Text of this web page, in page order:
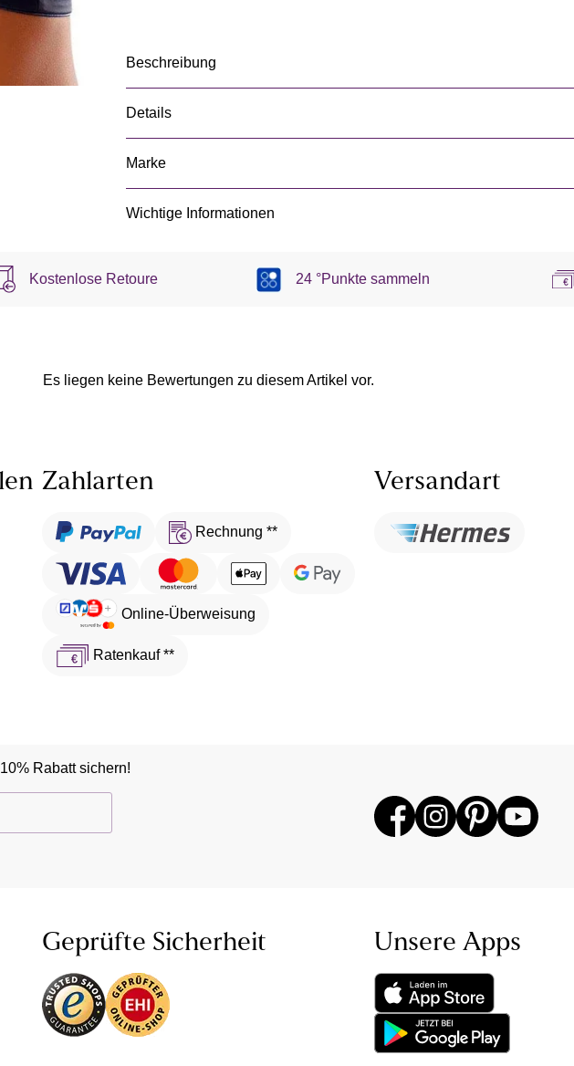
Beschreibung
Details
Marke
Wichtige Informationen
Kostenlose Retoure 24 °Punkte sammeln
Es liegen keine Bewertungen zu diesem Artikel vor.
Zahlarten
Rechnung **
Online-Überweisung
Ratenkauf **
Versandart
Rabatt sichern!
Geprüfte Sicherheit Unsere Apps